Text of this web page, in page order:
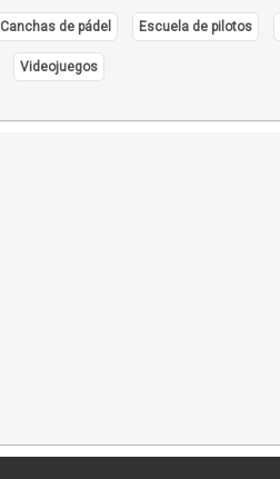
Canchas de pádel Escuela de pilotos
Videojuegos